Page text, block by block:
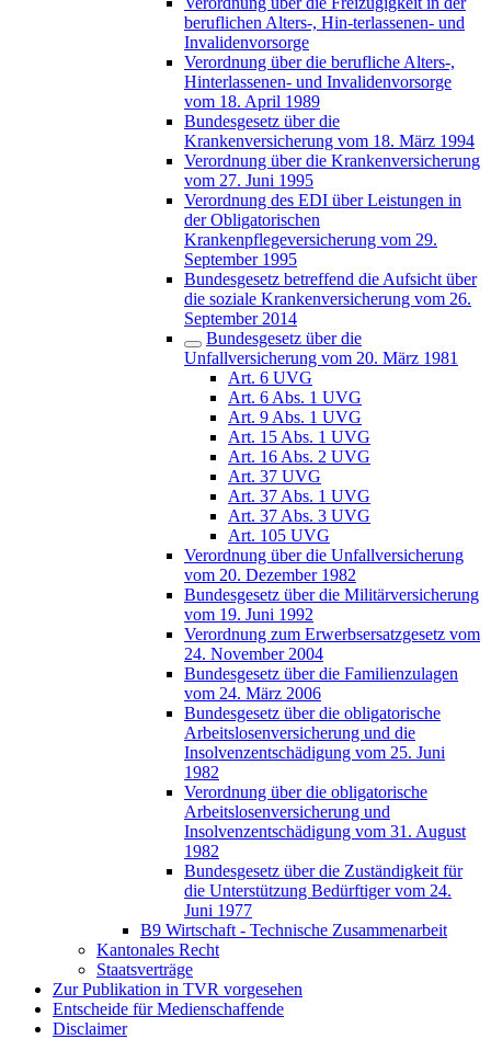
beruflichen Alters-, Hin-terlassenen- und
Invalidenvorsorge
Verordnung über die berufliche Alters-,
Hinterlassenen- und Invalidenvorsorge
vom 18. April 1989
Bundesgesetz über die
Krankenversicherung vom 18. März 1994
Verordnung über die Krankenversicherung
vom 27. Juni 1995
Verordnung des EDI über Leistungen in
der Obligatorischen
Krankenpflegeversicherung vom 29.
September 1995
Bundesgesetz betreffend die Aufsicht über
die soziale Krankenversicherung vom 26.
September 2014
Bundesgesetz über die
Unfallversicherung vom 20. März 1981
Art. 6 UVG
Art. 6 Abs. 1 UVG
Art. 9 Abs. 1 UVG
Art. 15 Abs. 1 UVG
Art. 16 Abs. 2 UVG
Art. 37 UVG
Art. 37 Abs. 1 UVG
Art. 37 Abs. 3 UVG
Art. 105 UVG
Verordnung über die Unfallversicherung
vom 20. Dezember 1982
Bundesgesetz über die Militärversicherung
vom 19. Juni 1992
Verordnung zum Erwerbsersatzgesetz vom
24. November 2004
Bundesgesetz über die Familienzulagen
vom 24. März 2006
Bundesgesetz über die obligatorische
Arbeitslosenversicherung und die
Insolvenzentschädigung vom 25. Juni
1982
Verordnung über die obligatorische
Arbeitslosenversicherung und
Insolvenzentschädigung vom 31. August
1982
Bundesgesetz über die Zuständigkeit für
die Unterstützung Bedürftiger vom 24.
Juni 1977
B9 Wirtschaft - Technische Zusammenarbeit
Kantonales Recht
Staatsverträge
Zur Publikation in TVR vorgesehen
Entscheide für Medienschaffende
Disclaimer